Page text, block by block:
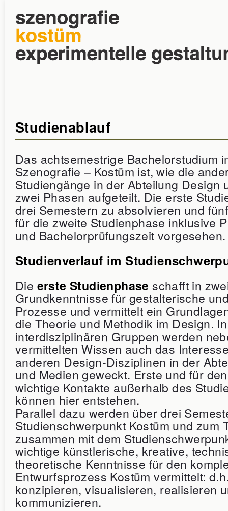
Studienablauf
Das achtsemestrige Bachelorstudium
Szenografie – Kostüm ist, wie die
Studiengänge in der Abteilung Design
zwei Phasen aufgeteilt. Die erste
drei Semestern zu absolvieren und
für die zweite Studienphase inklusive
und Bachelorprüfungszeit vorgesehen.
Studienverlauf im
Die erste Studienphaseschafft in
Grundkenntnisse für gestalterische
Prozesse und vermittelt ein
die Theorie und Methodik im Design. In
interdisziplinären Gruppen werden
vermittelten Wissen auch das
anderen Design-Disziplinen in der
und Medien geweckt. Erste und für
wichtige Kontakte außerhalb des
können hier entstehen.
Parallel dazu werden über drei
Studienschwerpunkt Kostüm und zum
zusammen mit dem
wichtige künstlerische, kreative,
theoretische Kenntnisse für den
Entwurfsprozess Kostüm vermittelt:
konzipieren, visualisieren, realisieren
kommunizieren.